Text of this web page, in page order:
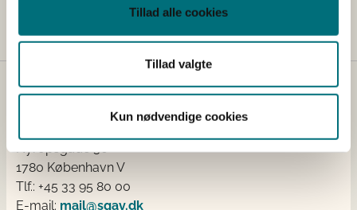
Tillad alle cookies
Tillad valgte
Kun nødvendige cookies
Landbrugsstyrelsens pressetelefon på tlf. 41 89 25 07.
Kontakt
1780 København V
Tlf.: +45 33 95 80 00
E-mail: mail@sgav.dk